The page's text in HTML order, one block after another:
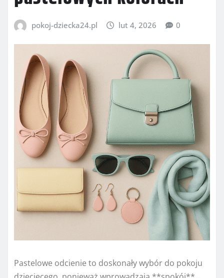
pokoj-dziecka24.pl lut 4, 2026 0
Pastelowe odcienie to doskonały wybór do pokoju